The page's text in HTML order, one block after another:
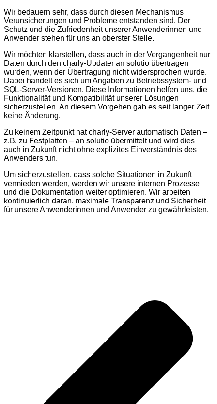
Wir bedauern sehr, dass durch diesen Mechanismus
Verunsicherungen und Probleme entstanden sind. Der
Schutz und die Zufriedenheit unserer Anwenderinnen und
Anwender stehen für uns an oberster Stelle.
Wir möchten klarstellen, dass auch in der Vergangenheit nur
Daten durch den charly-Updater an solutio übertragen
wurden, wenn der Übertragung nicht widersprochen wurde.
Dabei handelt es sich um Angaben zu Betriebssystem- und
SQL-Server-Versionen. Diese Informationen helfen uns, die
Funktionalität und Kompatibilität unserer Lösungen
sicherzustellen. An diesem Vorgehen gab es seit langer Zeit
keine Änderung.
Zu keinem Zeitpunkt hat charly-Server automatisch Daten –
z.B. zu Festplatten – an solutio übermittelt und wird dies
auch in Zukunft nicht ohne explizites Einverständnis des
Anwenders tun.
Um sicherzustellen, dass solche Situationen in Zukunft
vermieden werden, werden wir unsere internen Prozesse
und die Dokumentation weiter optimieren. Wir arbeiten
kontinuierlich daran, maximale Transparenz und Sicherheit
für unsere Anwenderinnen und Anwender zu gewährleisten.